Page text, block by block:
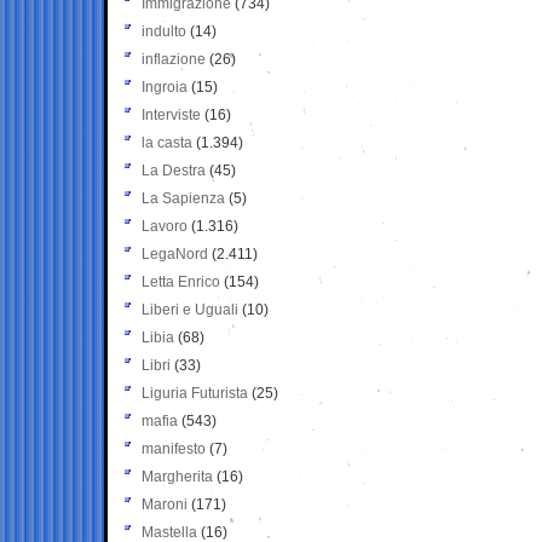
Immigrazione (734)
indulto (14)
inflazione (26)
Ingroia (15)
Interviste (16)
la casta (1.394)
La Destra (45)
La Sapienza (5)
Lavoro (1.316)
LegaNord (2.411)
Letta Enrico (154)
Liberi e Uguali (10)
Libia (68)
Libri (33)
Liguria Futurista (25)
mafia (543)
manifesto (7)
Margherita (16)
Maroni (171)
Mastella (16)